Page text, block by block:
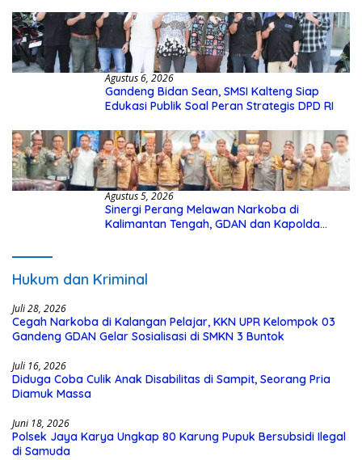
Agustus 6, 2026
Gandeng Bidan Sean, SMSI Kalteng Siap
Edukasi Publik Soal Peran Strategis DPD RI
Agustus 5, 2026
Sinergi Perang Melawan Narkoba di
Kalimantan Tengah, GDAN dan Kapolda
Hukum dan Kriminal
Juli 28, 2026
Cegah Narkoba di Kalangan Pelajar, KKN UPR Kelompok 03
Gandeng GDAN Gelar Sosialisasi di SMKN 3 Buntok
Juli 16, 2026
Diduga Coba Culik Anak Disabilitas di Sampit, Seorang Pria
Diamuk Massa
Juni 18, 2026
Polsek Jaya Karya Ungkap 80 Karung Pupuk Bersubsidi Ilegal
di Samuda